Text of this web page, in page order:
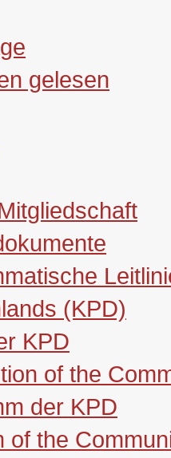
gelesen
(KPD)
KPD
of the
der KPD
of the